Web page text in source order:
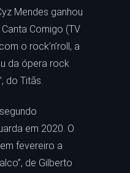
Mendes ganhou
Comigo (TV
o rock’n’roll, a
da ópera rock
do Titãs.
em 2020. O
fevereiro a
de Gilberto